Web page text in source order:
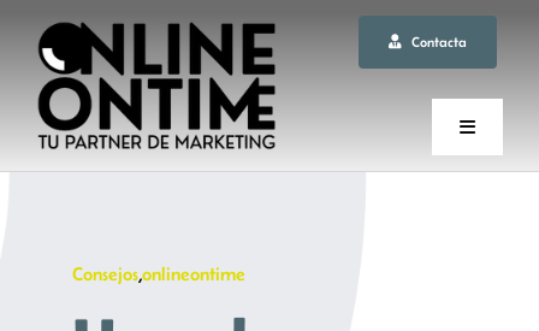
Saltar
contenido
Contacta
Toggle
Consejos,onlineontime